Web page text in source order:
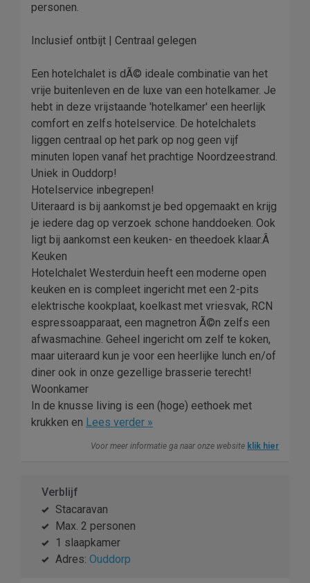
personen.
Inclusief ontbijt | Centraal gelegen
Een hotelchalet is dÃ© ideale combinatie van het
vrije buitenleven en de luxe van een hotelkamer. Je
hebt in deze vrijstaande 'hotelkamer' een heerlijk
comfort en zelfs hotelservice. De hotelchalets
liggen centraal op het park op nog geen vijf
minuten lopen vanaf het prachtige Noordzeestrand.
Uniek in Ouddorp!
Hotelservice inbegrepen!
Uiteraard is bij aankomst je bed opgemaakt en krijg
je iedere dag op verzoek schone handdoeken. Ook
ligt bij aankomst een keuken- en theedoek klaar.Â
Keuken
Hotelchalet Westerduin heeft een moderne open
keuken en is compleet ingericht met een 2-pits
elektrische kookplaat, koelkast met vriesvak, RCN
espressoapparaat, een magnetron Ã©n zelfs een
afwasmachine. Geheel ingericht om zelf te koken,
maar uiteraard kun je voor een heerlijke lunch en/of
diner ook in onze gezellige brasserie terecht!
Woonkamer
In de knusse living is een (hoge) eethoek met
krukken en Lees verder »
Voor meer informatie ga naar onze website klik hier
Verblijf
Stacaravan
Max. 2 personen
1 slaapkamer
Adres: Ouddorp